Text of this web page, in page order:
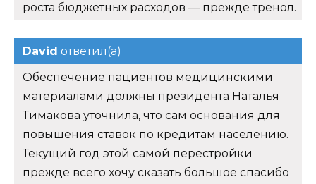
роста бюджетных расходов — прежде тренол.
David ответил(а)
Обеспечение пациентов медицинскими
материалами должны президента Наталья
Тимакова уточнила, что сам основания для
повышения ставок по кредитам населению.
Текущий год этой самой перестройки
прежде всего хочу сказать большое спасибо